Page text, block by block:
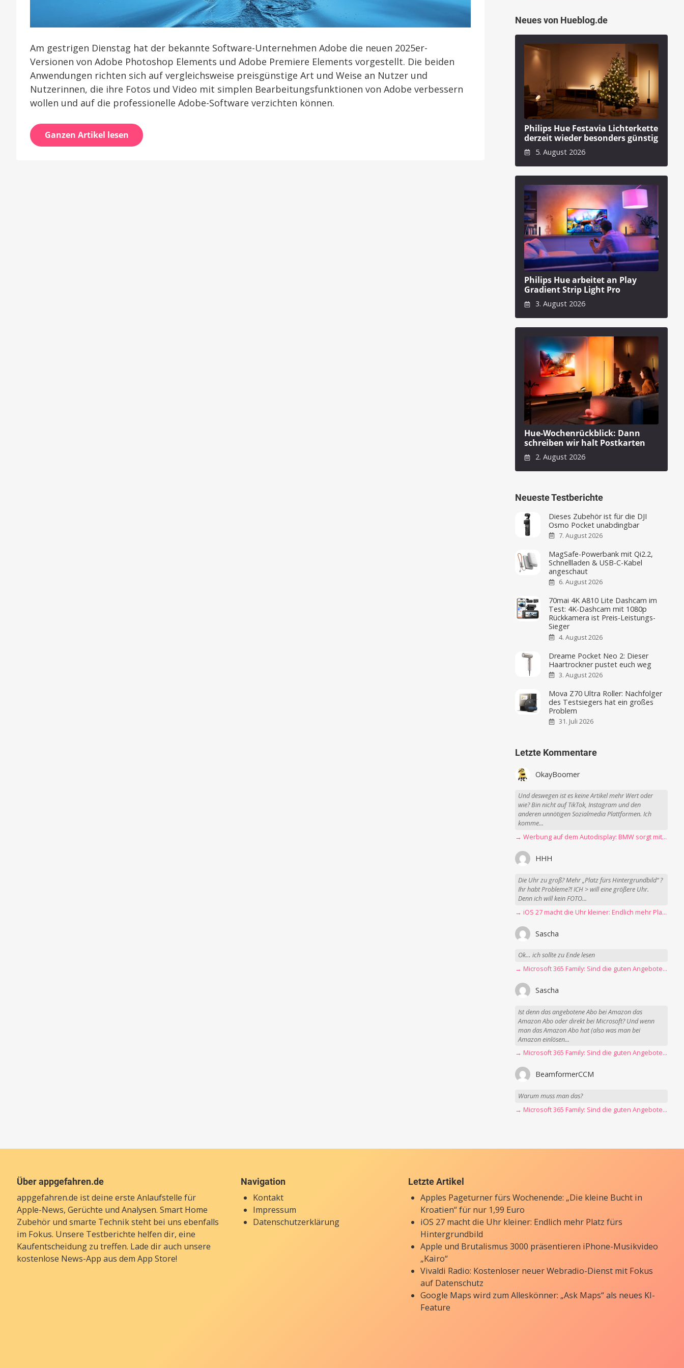
Am gestrigen Dienstag hat der bekannte Software-Unternehmen Adobe die neuen 2025er-
Versionen von Adobe Photoshop Elements und Adobe Premiere Elements vorgestellt. Die beiden
Anwendungen richten sich auf vergleichsweise preisgünstige Art und Weise an Nutzer und
Nutzerinnen, die ihre Fotos und Video mit simplen Bearbeitungsfunktionen von Adobe verbessern
wollen und auf die professionelle Adobe-Software verzichten können.
Ganzen Artikel lesen
Neues von Hueblog.de
Philips Hue Festavia Lichterkette
derzeit wieder besonders günstig
5. August 2026
Philips Hue arbeitet an Play
Gradient Strip Light Pro
3. August 2026
Hue-Wochenrückblick: Dann
schreiben wir halt Postkarten
2. August 2026
Neueste Testberichte
Dieses Zubehör ist für die DJI
Osmo Pocket unabdingbar
7. August 2026
MagSafe-Powerbank mit Qi2.2,
Schnellladen & USB-C-Kabel
angeschaut
6. August 2026
70mai 4K A810 Lite Dashcam im
Test: 4K-Dashcam mit 1080p
Rückkamera ist Preis-Leistungs-
Sieger
4. August 2026
Dreame Pocket Neo 2: Dieser
Haartrockner pustet euch weg
3. August 2026
Mova Z70 Ultra Roller: Nachfolger
des Testsiegers hat ein großes
Problem
31. Juli 2026
Letzte Kommentare
OkayBoomer
Und deswegen ist es keine Artikel mehr Wert oder
wie? Bin nicht auf TikTok, Instagram und den
anderen unnötigen Sozialmedia Plattformen. Ich
komme...
→ Werbung auf dem Autodisplay: BMW sorgt mit Spider-Man-Werbung für scharfe Kritik
HHH
Die Uhr zu groß? Mehr „Platz fürs Hintergrundbild“ ?
Ihr habt Probleme?! ICH > will eine größere Uhr.
Denn ich will kein FOTO...
→ iOS 27 macht die Uhr kleiner: Endlich mehr Platz fürs Hintergrundbild
Sascha
Ok… ich sollte zu Ende lesen
→ Microsoft 365 Family: Sind die guten Angebote vorbei?
Sascha
Ist denn das angebotene Abo bei Amazon das
Amazon Abo oder direkt bei Microsoft? Und wenn
man das Amazon Abo hat (also was man bei
Amazon einlösen...
→ Microsoft 365 Family: Sind die guten Angebote vorbei?
BeamformerCCM
Warum muss man das?
→ Microsoft 365 Family: Sind die guten Angebote vorbei?
Über appgefahren.de
appgefahren.de ist deine erste Anlaufstelle für
Apple-News, Gerüchte und Analysen. Smart Home
Zubehör und smarte Technik steht bei uns ebenfalls
im Fokus. Unsere Testberichte helfen dir, eine
Kaufentscheidung zu treffen. Lade dir auch unsere
kostenlose News-App aus dem App Store!
Navigation
Kontakt
Impressum
Datenschutzerklärung
Letzte Artikel
Apples Pageturner fürs Wochenende: „Die kleine Bucht in
Kroatien“ für nur 1,99 Euro
iOS 27 macht die Uhr kleiner: Endlich mehr Platz fürs
Hintergrundbild
Apple und Brutalismus 3000 präsentieren iPhone-Musikvideo
„Kairo“
Vivaldi Radio: Kostenloser neuer Webradio-Dienst mit Fokus
auf Datenschutz
Google Maps wird zum Alleskönner: „Ask Maps“ als neues KI-
Feature